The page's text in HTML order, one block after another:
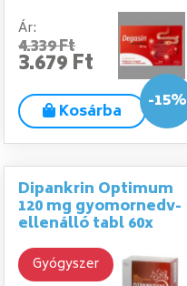
Ár:
4.339 Ft
3.679 Ft
Kosárba -15%
Dipankrin Optimum
120 mg gyomornedv-
ellenálló tabl 60x
Gyógyszer